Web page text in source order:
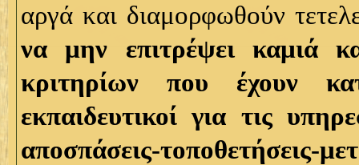
αργά και διαμορφωθούν
να μην επιτρέψει καμιά
κριτηρίων που έχουν
εκπαιδευτικοί για τις
αποσπάσεις-τοποθετήσεις-